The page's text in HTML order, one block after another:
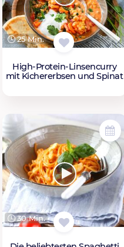
25 Min.
High-Protein-Linsencurry
mit Kichererbsen und Spinat
30 Min.